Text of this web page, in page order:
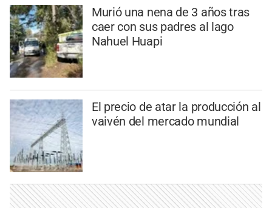
Murió una nena de 3 años tras
caer con sus padres al lago
Nahuel Huapi
El precio de atar la producción al
vaivén del mercado mundial